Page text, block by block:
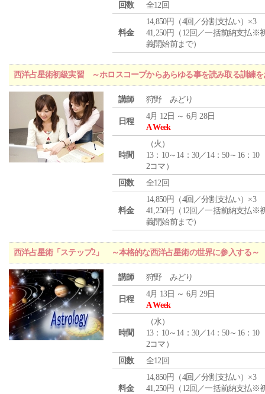
回数
全12回
料金
14,850円（4回／分割支払い）×3
41,250円（12回／一括前納支払※
義開始前まで）
西洋占星術初級実習 ～ホロスコープからあらゆる事を読み取る訓練を
講師 狩野 みどり
日程
4月 12日 ～ 6月 28日
A Week
時間
（火 ）
13：10～14：30／14：50～16：10
2コマ）
回数
全12回
料金
14,850円（4回／分割支払い）×3
41,250円（12回／一括前納支払※
義開始前まで）
西洋占星術「ステップ2」 ～本格的な西洋占星術の世界に参入する～
講師 狩野 みどり
日程
4月 13日 ～ 6月 29日
A Week
時間
（水）
13：10～14：30／14：50～16：10
2コマ）
回数
全12回
料金
14,850円（4回／分割支払い）×3
41,250円（12回／一括前納支払※